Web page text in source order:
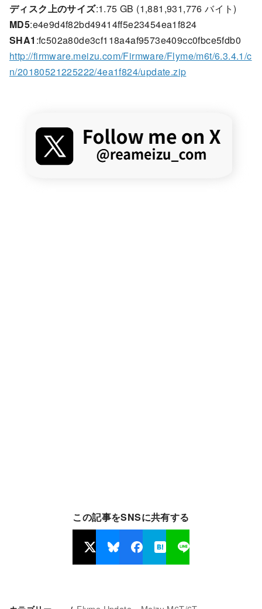
ディスク上のサイズ:1.75 GB (1,881,931,776 バイト)
MD5:e4e9d4f82bd49414ff5e23454ea1f824
SHA1 :fc502a80de3cf118a4af9573e409cc0fbce5fdb0
http://firmware.meizu.com/Firmware/Flyme/m6t/6.3.4.1/c
n/20180521225222/4ea1f824/update.zip
この記事をSNSに共有する